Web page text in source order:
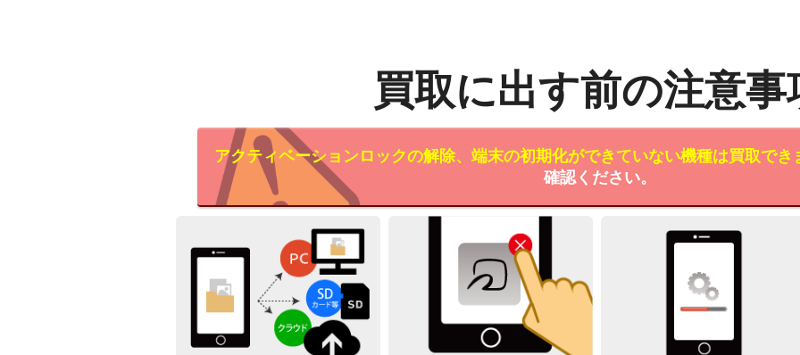
買取に出す前の注意事
アクティベーションロックの解除、端末の初期化ができていない機種は買取でき
確認ください。